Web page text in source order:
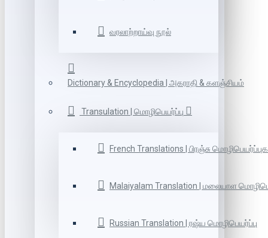
வரலாற்றாய்வு நூல்
Dictionary & Encyclopedia | அகராதி & களஞ்சியம்
Transulation | மொழிபெயர்ப்பு
French Translations | பிரஞ்சு
Malaiyalam Translation | மலையாள
Russian Translation | ரஷ்ய மொழிபெயர்ப்பு